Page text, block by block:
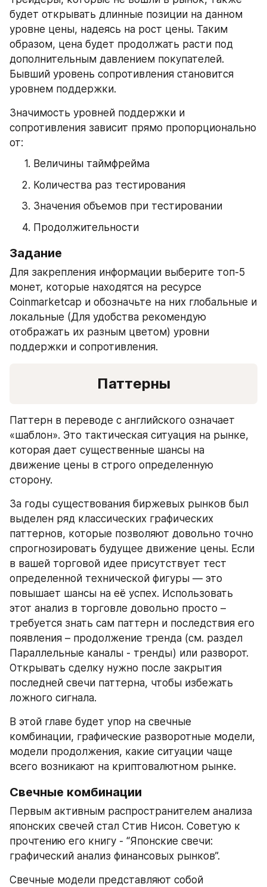
будет открывать длинные позиции на данном
уровне цены, надеясь на рост цены. Таким
образом, цена будет продолжать расти под
дополнительным давлением покупателей.
Бывший уровень сопротивления становится
уровнем поддержки.
Значимость уровней поддержки и
сопротивления зависит прямо пропорционально
от:
Величины таймфрейма
Количества раз тестирования
Значения объемов при тестировании
Продолжительности
Задание
Для закрепления информации выберите топ-5
монет, которые находятся на ресурсе
Coinmarketcap и обозначьте на них глобальные и
локальные (Для удобства рекомендую
отображать их разным цветом) уровни
поддержки и сопротивления.
Паттерны
Паттерн в переводе с английского означает
«шаблон». Это тактическая ситуация на рынке,
которая дает существенные шансы на
движение цены в строго определенную
сторону.
За годы существования биржевых рынков был
выделен ряд классических графических
паттернов, которые позволяют довольно точно
спрогнозировать будущее движение цены. Если
в вашей торговой идее присутствует тест
определенной технической фигуры — это
повышает шансы на её успех. Использовать
этот анализ в торговле довольно просто –
требуется знать сам паттерн и последствия его
появления – продолжение тренда (см. раздел
Параллельные каналы - тренды) или разворот.
Открывать сделку нужно после закрытия
последней свечи паттерна, чтобы избежать
ложного сигнала.
В этой главе будет упор на свечные
комбинации, графические разворотные модели,
модели продолжения, какие ситуации чаще
всего возникают на криптовалютном рынке.
Свечные комбинации
Первым активным распространителем анализа
японских свечей стал Стив Нисон. Советую к
прочтению его книгу - “Японские свечи:
графический анализ финансовых рынков”.
Свечные модели представляют собой